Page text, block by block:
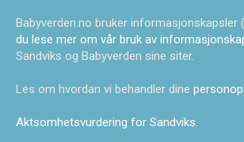
Babyverden.no bruker informasjonskapsler
du lese mer om vår bruk av
Sandviks og Babyverden sine siter.
Les om hvordan vi behandler dine
Aktsomhetsvurdering for Sandviks